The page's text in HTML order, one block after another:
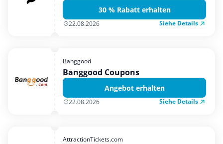
30 % Rabatt erhalten
22.08.2026 Siehe Details
Banggood
Banggood Coupons
Angebot erhalten
22.08.2026 Siehe Details
AttractionTickets.com